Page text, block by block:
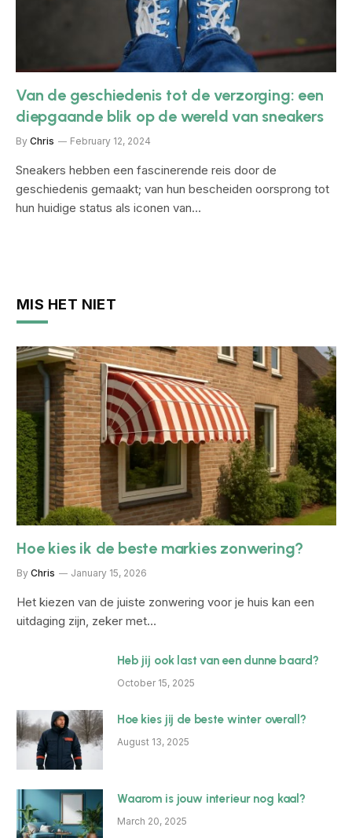
Van de geschiedenis tot de verzorging: een
diepgaande blik op de wereld van sneakers
By Chris February 12, 2024
Sneakers hebben een fascinerende reis door de
geschiedenis gemaakt; van hun bescheiden oorsprong tot
hun huidige status als iconen van…
MIS HET NIET
Hoe kies ik de beste markies zonwering?
By Chris January 15, 2026
Het kiezen van de juiste zonwering voor je huis kan een
uitdaging zijn, zeker met…
Heb jij ook last van een dunne baard?
October 15, 2025
Hoe kies jij de beste winter overall?
August 13, 2025
Waarom is jouw interieur nog kaal?
March 20, 2025